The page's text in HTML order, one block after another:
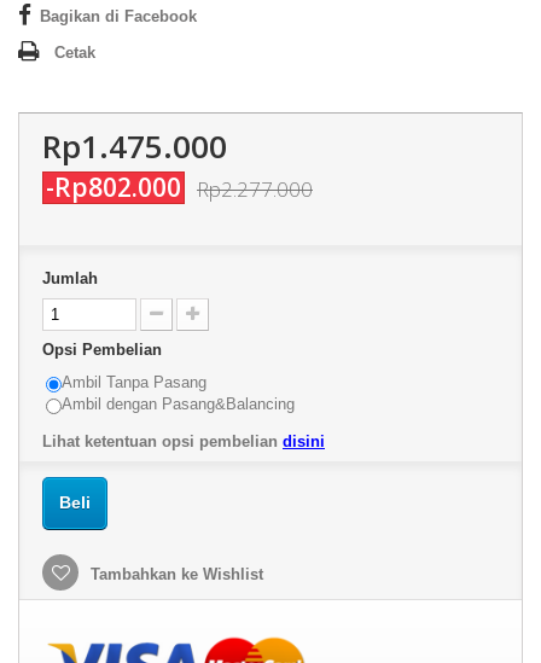
Bagikan di Facebook
Cetak
Rp1.475.000
-Rp802.000 Rp2.277.000
Jumlah
Opsi Pembelian
Ambil Tanpa Pasang
Ambil dengan Pasang&Balancing
Lihat ketentuan opsi pembelian disini
Beli
Tambahkan ke Wishlist